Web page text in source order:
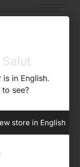
Polido Brilhante
Sim
is in English.
see?
store in English